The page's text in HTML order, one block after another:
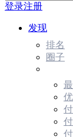
登录注册
发现
排名
圈子